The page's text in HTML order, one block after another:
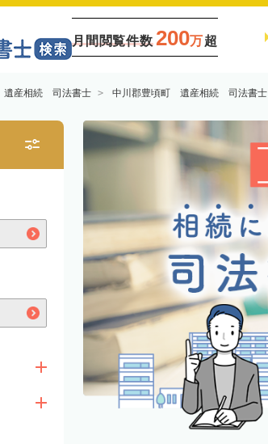
月間閲覧件数 200万超
産相続 司法書士 中川郡豊頃町 遺産相続 司法書士